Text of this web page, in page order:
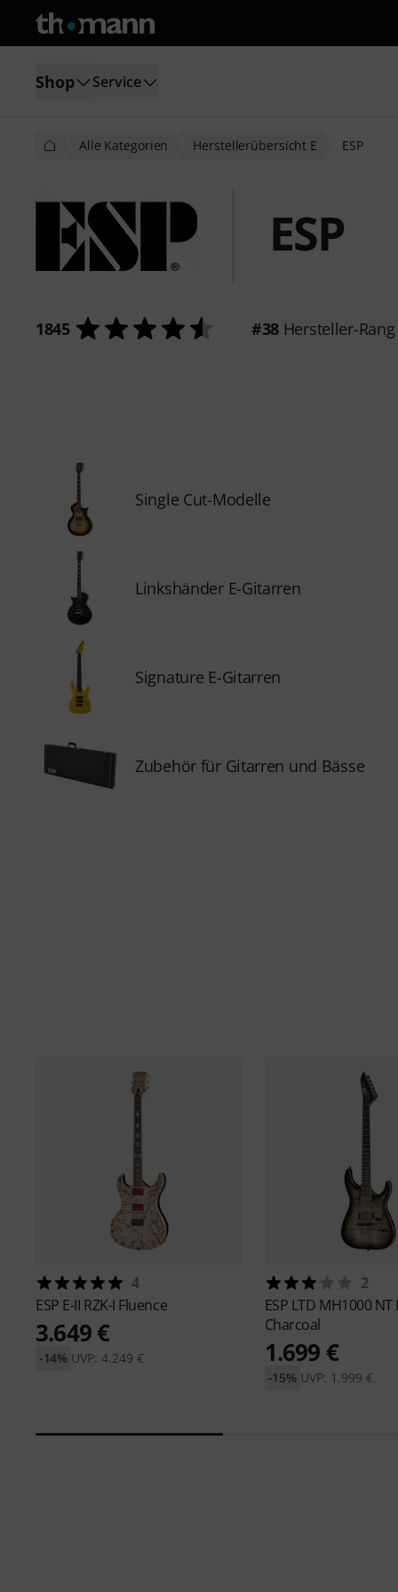
Shop Service
Alle Kategorien Herstellerübersicht E ESP
ESP
1845 #38Hersteller-Rang
Single Cut-Modelle
Linkshänder E-Gitarren
Signature E-Gitarren
Zubehör für Gitarren und Bässe
4
ESP E-II RZK-I Fluence
3.649 €
UVP: 4.249 €
-14%
2
ESP LTD MH1000 NT
Charcoal
1.699 €
UVP: 1.999 €
-15%